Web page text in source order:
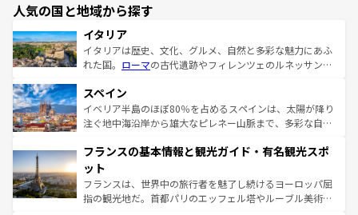
人気の国と地域から探す
イタリア
イタリアは歴史、文化、グルメ、自然と多彩な魅力にあふ
れた国。 ローマの古代遺跡やフィレンツェのルネッサンス
ろん、トスカーナの美しい田園風景やアマルフィ海岸の絶
景など、自然景観も見逃せない。観光の合間には、本場の
ピザやパスタなど、絶品のイタリア料理を堪能することも
ませてくれるイタリアで、忘れられない旅をしてみよう！
なお、新着のイタリア情報は
しい。
スペイン
イベリア半島のほぼ80％を占めるスペインは、太陽が降り
注ぐ地中海沿岸から雄大なピレネー山脈まで、多彩な自然
文化が根付くこの国では、情熱的なフラメンコ、熱気あふ
れる闘牛、そして美味しいタパスが生活の一部となってい
る。首都マドリードの洗練された雰囲気や、バルセロナの
アートに溢れた街角から、地方では古代ローマ遺跡や中世
フランスの基本情報と観光ガイド・有名観光スポ
ット
フランスは、世界中の旅行者を魅了し続けるヨーロッパ屈
指の観光地だ。首都パリのエッフェル塔やルーブル美術館